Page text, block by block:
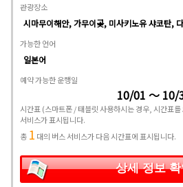
관광장소
시마무이해안, 가무이곶, 미사키노유 샤코탄,
가능한 언어
일본어
예약 가능한 운행일
10/01 ～ 10/
시간표 (스마트폰 / 태블릿 사용하시는 경우, 시간표
서비스가 표시됩니다.
총 1 대의 버스 서비스가 다음 시간표에 표시됩니다.
상세 정보